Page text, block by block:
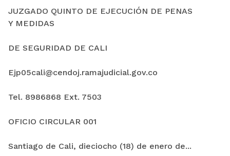
JUZGADO QUINTO DE EJECUCIÓN DE PENAS
Y MEDIDAS
DE SEGURIDAD DE CALI
Ejp05cali@cendoj.ramajudicial.gov.co
Tel. 8986868 Ext. 7503
OFICIO CIRCULAR 001
Santiago de Cali, dieciocho (18) de enero de...